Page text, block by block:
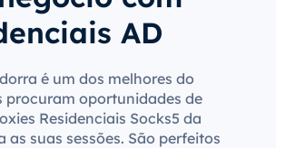
AD
é um dos melhores do
procuram oportunidades de
Residenciais Socks5 da
suas sessões. São perfeitos